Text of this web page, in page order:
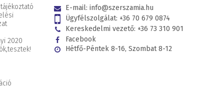
2020
tesztek!
E-mail: info@szerszamia.hu
Ügyfélszolgálat: +36 70 679 0874
Kereskedelmi vezető: +36 73 310 901
Facebook
Hétfő-Péntek 8-16, Szombat 8-12